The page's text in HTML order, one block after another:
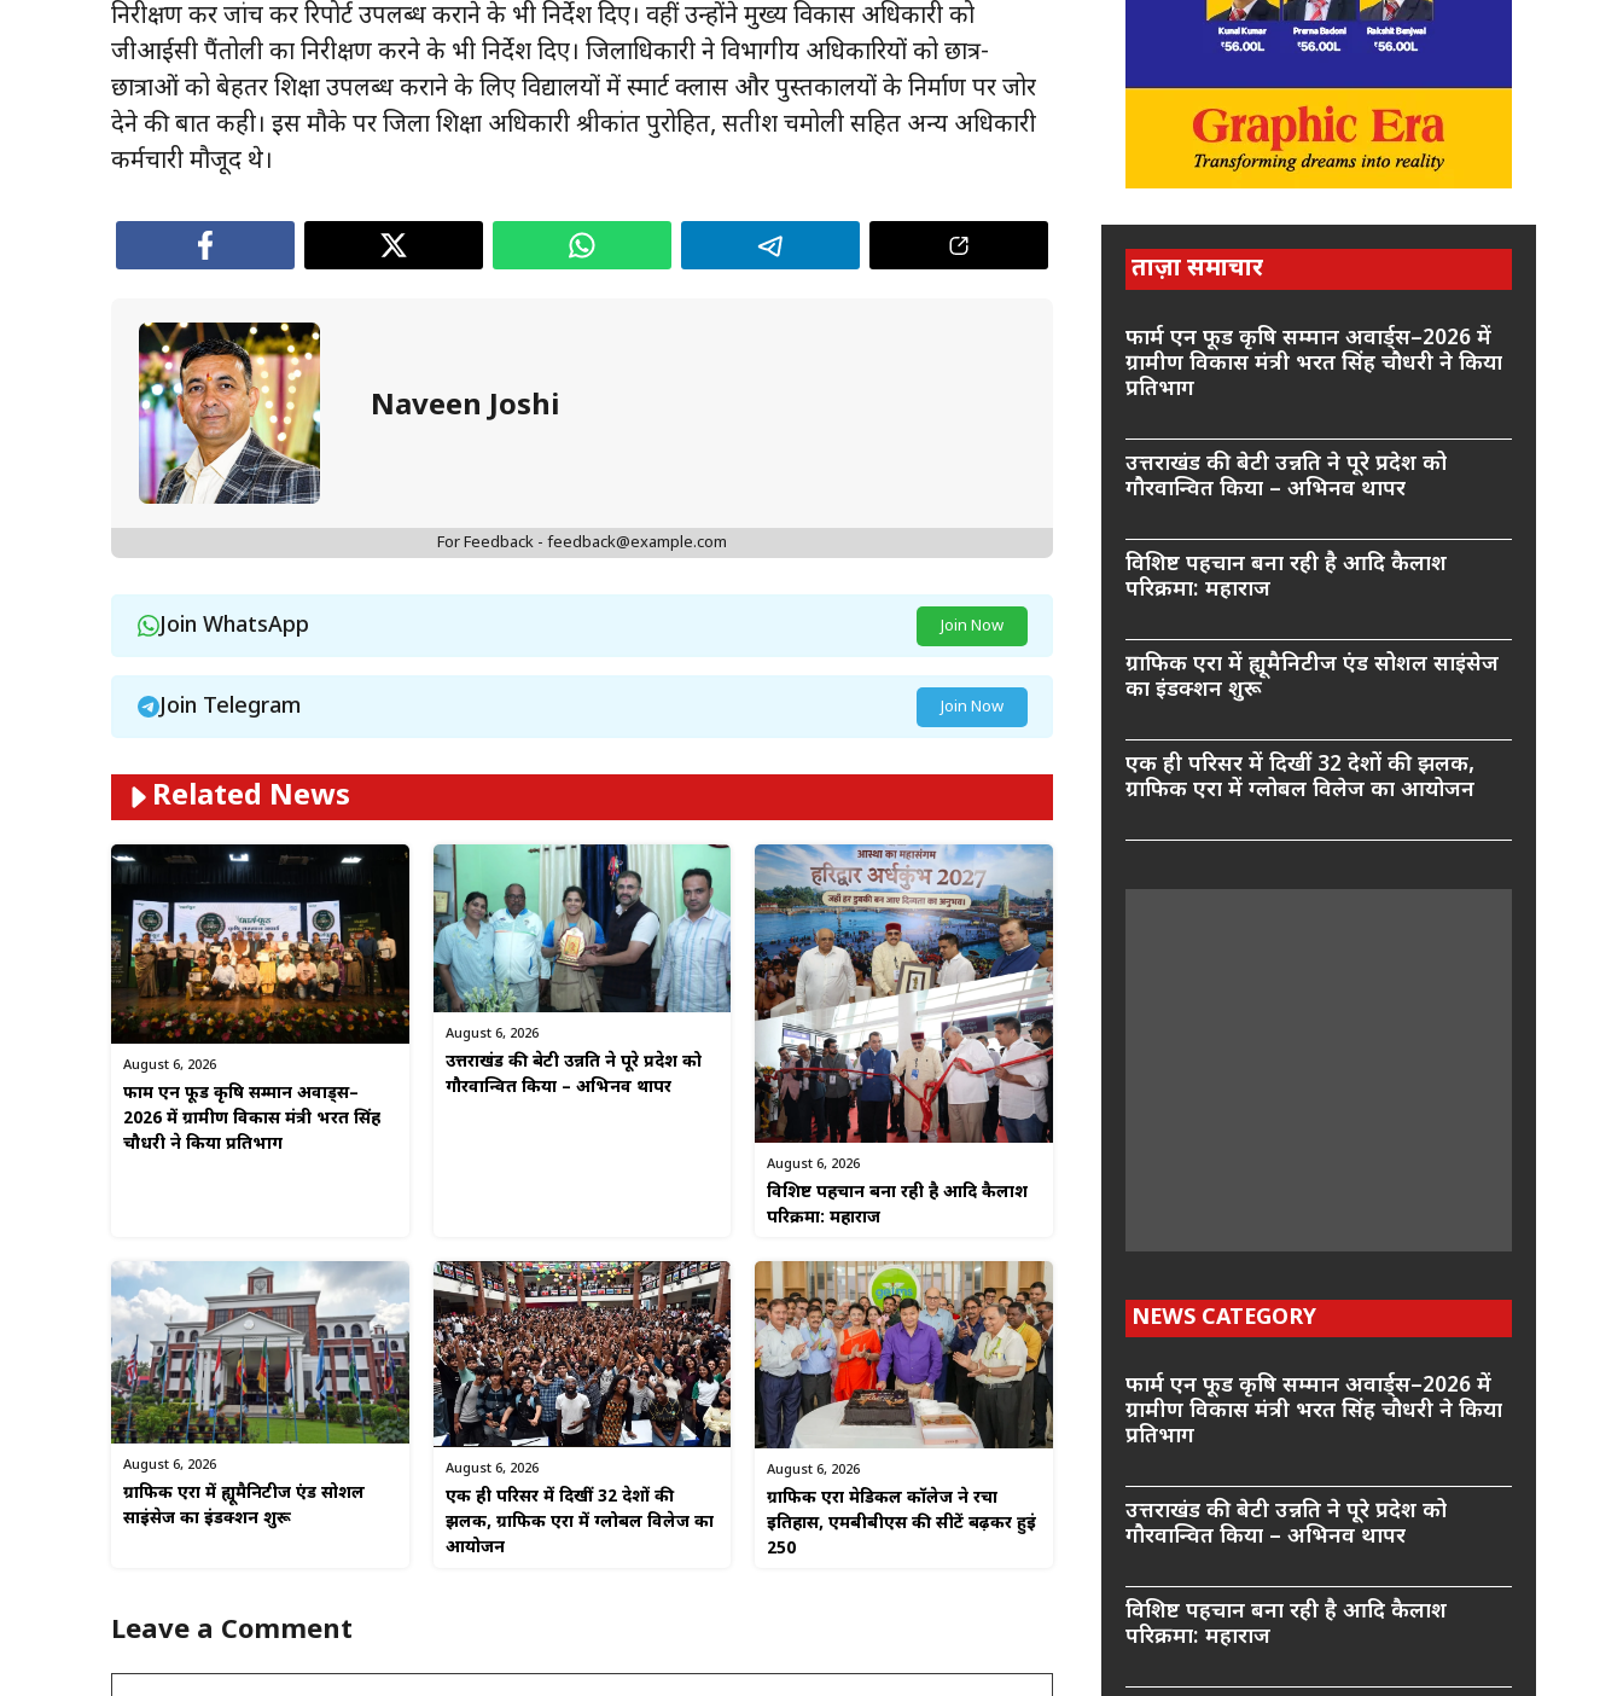
निरीक्षण कर जांच कर रिपोर्ट उपलब्ध कराने के भी निर्देश दिए। वहीं उन्होंने मुख्य विकास अधिकारी को
जीआईसी पैंतोली का निरीक्षण करने के भी निर्देश दिए। जिलाधिकारी ने विभागीय अधिकारियों को छात्र-
छात्राओं को बेहतर शिक्षा उपलब्ध कराने के लिए विद्यालयों में स्मार्ट क्लास और पुस्तकालयों के निर्माण पर जोर
देने की बात कही। इस मौके पर जिला शिक्षा अधिकारी श्रीकांत पुरोहित, सतीश चमोली सहित अन्य अधिकारी
कर्मचारी मौजूद थे।
Naveen Joshi
For Feedback - feedback@example.com
Join WhatsApp Join Now
Join Telegram Join Now
Related News
August 6, 2026
फार्म एन फूड कृषि सम्मान अवार्ड्स–
2026 में ग्रामीण विकास मंत्री भरत सिंह
चौधरी ने किया प्रतिभाग
August 6, 2026
उत्तराखंड की बेटी उन्नति ने पूरे प्रदेश को
गौरवान्वित किया – अभिनव थापर
August 6, 2026
विशिष्ट पहचान बना रही है आदि कैलाश
परिक्रमा: महाराज
August 6, 2026
ग्राफिक एरा में ह्यूमैनिटीज एंड सोशल
साइंसेज का इंडक्शन शुरू
August 6, 2026
एक ही परिसर में दिखीं 32 देशों की
झलक, ग्राफिक एरा में ग्लोबल विलेज का
आयोजन
August 6, 2026
ग्राफिक एरा मेडिकल कॉलेज ने रचा
इतिहास, एमबीबीएस की सीटें बढ़कर हुईं
250
Leave a Comment
ताज़ा समाचार
फार्म एन फूड कृषि सम्मान अवार्ड्स–2026 में
ग्रामीण विकास मंत्री भरत सिंह चौधरी ने किया
प्रतिभाग
उत्तराखंड की बेटी उन्नति ने पूरे प्रदेश को
गौरवान्वित किया – अभिनव थापर
विशिष्ट पहचान बना रही है आदि कैलाश
परिक्रमा: महाराज
ग्राफिक एरा में ह्यूमैनिटीज एंड सोशल साइंसेज
का इंडक्शन शुरू
एक ही परिसर में दिखीं 32 देशों की झलक,
ग्राफिक एरा में ग्लोबल विलेज का आयोजन
NEWS CATEGORY
फार्म एन फूड कृषि सम्मान अवार्ड्स–2026 में
ग्रामीण विकास मंत्री भरत सिंह चौधरी ने किया
प्रतिभाग
उत्तराखंड की बेटी उन्नति ने पूरे प्रदेश को
गौरवान्वित किया – अभिनव थापर
विशिष्ट पहचान बना रही है आदि कैलाश
परिक्रमा: महाराज